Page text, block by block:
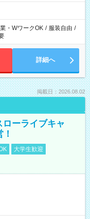
・WワークOK / 服装自由 /
詳細へ
掲載日：2026.08.02
ーライブキャ
大学生歓迎